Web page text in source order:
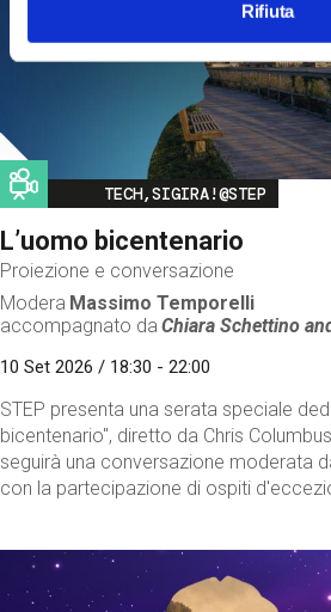
Rifiuta
Image
TECH,SIGIRA!@STEP
L’uomo bicentenario
Proiezione e conversazione
Modera Massimo Temporelli
accompagnato da Chiara Schettino
10 Set 2026 / 18:30 - 22:00
STEP presenta una serata speciale
bicentenario", diretto da Chris
seguirà una conversazione moderata
con la partecipazione di ospiti